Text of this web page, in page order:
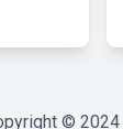
© 2024